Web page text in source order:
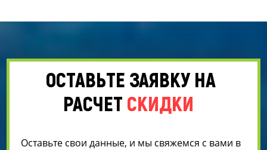
ОСТАВЬТЕ ЗАЯВКУ НА
РАСЧЕТ СКИДКИ
Оставьте свои данные, и мы свяжемся с вами в